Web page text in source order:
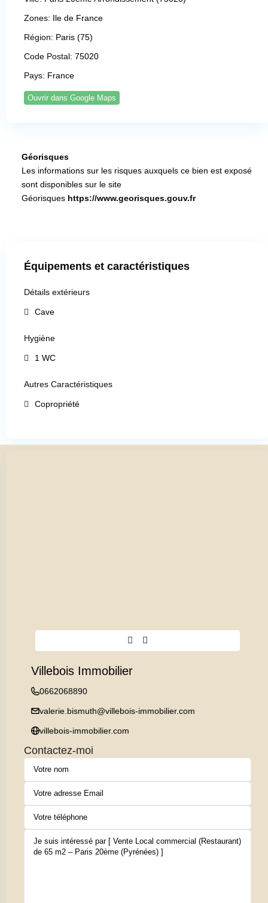
Zones: Ile de France
Région: Paris (75)
Code Postal: 75020
Pays: France
Ouvrir dans Google Maps
Géorisques
Les informations sur les risques auxquels ce bien est exposé
sont disponibles sur le site
Géorisques https://www.georisques.gouv.fr
Équipements et caractéristiques
Détails extérieurs
Cave
Hygiène
1 WC
Autres Caractéristiques
Copropriété
Villebois Immobilier
0662068890
valerie.bismuth@villebois-immobilier.com
villebois-immobilier.com
Contactez-moi